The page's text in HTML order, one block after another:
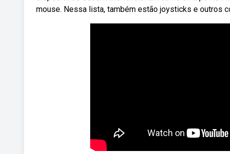
mouse. Nessa lista, também estão joysticks e outros